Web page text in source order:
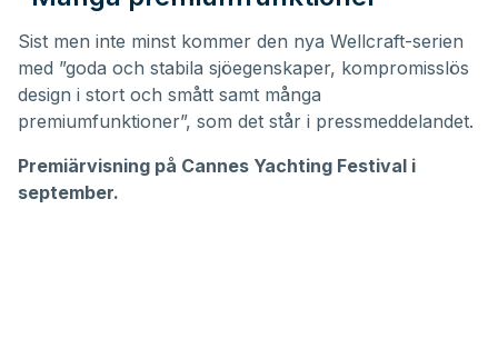
Sist men inte minst kommer den nya Wellcraft-serien
med ”goda och stabila sjöegenskaper, kompromisslös
design i stort och smått samt många
premiumfunktioner”, som det står i pressmeddelandet.
Premiärvisning på Cannes Yachting Festival i
september.